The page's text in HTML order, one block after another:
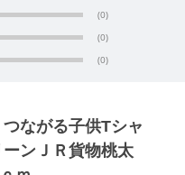
(0)
(0)
(0)
ながる子供Tシャ
ンＪＲ貨物桃太